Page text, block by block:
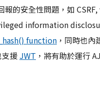
報的安全性問題，如
information
function ，同時也
援 JWT ，將有助於運行